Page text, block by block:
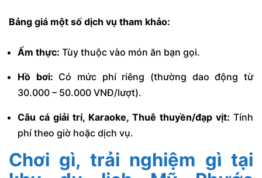
Bảng giá một số dịch vụ tham khảo:
Ẩm thực: Tùy thuộc vào món ăn bạn gọi.
Hồ bơi: Có mức phí riêng (thường dao động từ
30.000 – 50.000 VNĐ/lượt).
Câu cá giải trí, Karaoke, Thuê thuyền/đạp vịt: Tính
phí theo giờ hoặc dịch vụ.
Chơi gì, trải nghiệm gì tại